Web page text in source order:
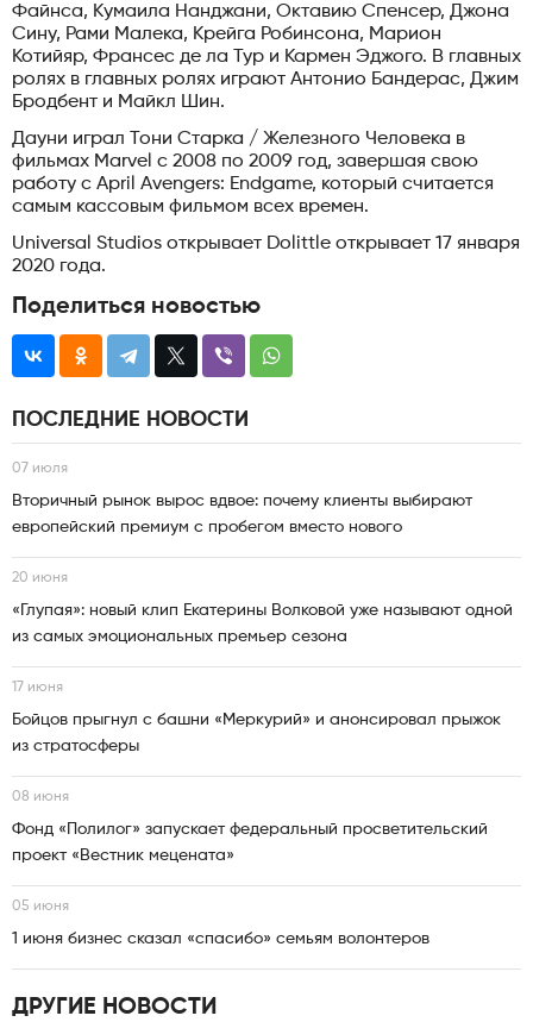
Файнса, Кумаила Нанджани, Октавию Спенсер, Джона
Сину, Рами Малека, Крейга Робинсона, Марион
Котийяр, Франсес де ла Тур и Кармен Эджого. В главных
ролях в главных ролях играют Антонио Бандерас, Джим
Бродбент и Майкл Шин.
Дауни играл Тони Старка / Железного Человека в
фильмах Marvel с 2008 по 2009 год, завершая свою
работу с April Avengers: Endgame, который считается
самым кассовым фильмом всех времен.
Universal Studios открывает Dolittle открывает 17 января
2020 года.
Поделиться новостью
ПОСЛЕДНИЕ НОВОСТИ
07 июля
Вторичный рынок вырос вдвое: почему клиенты выбирают
европейский премиум с пробегом вместо нового
20 июня
«Глупая»: новый клип Екатерины Волковой уже называют одной
из самых эмоциональных премьер сезона
17 июня
Бойцов прыгнул с башни «Меркурий» и анонсировал прыжок
из стратосферы
08 июня
Фонд «Полилог» запускает федеральный просветительский
проект «Вестник мецената»
05 июня
1 июня бизнес сказал «спасибо» семьям волонтеров
ДРУГИЕ НОВОСТИ